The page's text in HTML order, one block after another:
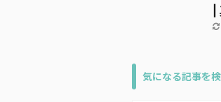
気になる記事を